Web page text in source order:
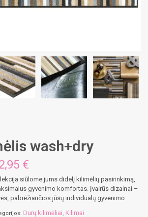
wash+dry
€
range:
34,95 €
through
192,95 €
siūlome jums didelį kilimėlių pasirinkimą,
gyvenimo komfortas. Įvairūs dizainai –
pabrėžiančios jūsų individualų gyvenimo
Durų kilimėliai Kilimai